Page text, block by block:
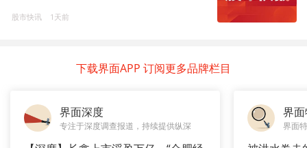
股市快讯 1天前
下载界面APP 订阅更多品牌栏目
界面深度
专注于深度调查报道，持续提供纵深
界
界面